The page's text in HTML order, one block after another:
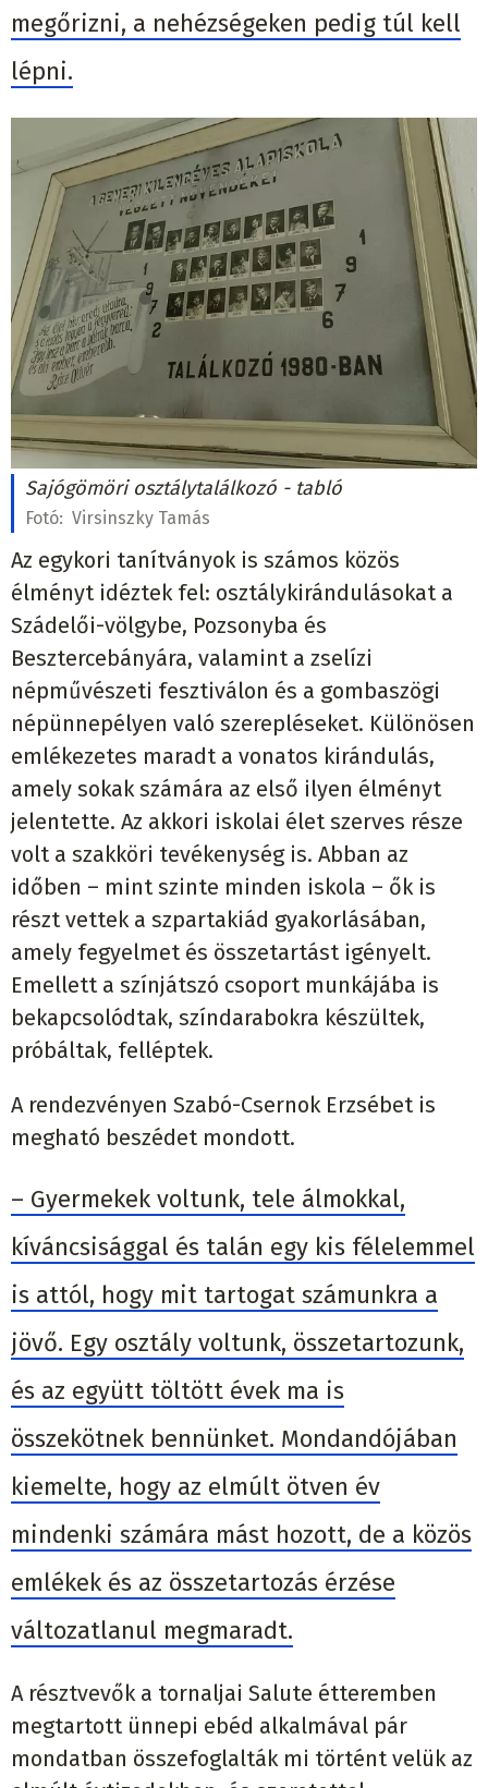
megőrizni, a nehézségeken pedig túl kell
lépni.
Sajógömöri osztálytalálkozó - tabló
Fotó: Virsinszky Tamás
Az egykori tanítványok is számos közös
élményt idéztek fel: osztálykirándulásokat a
Szádelői-völgybe, Pozsonyba és
Besztercebányára, valamint a zselízi
népművészeti fesztiválon és a gombaszögi
népünnepélyen való szerepléseket. Különösen
emlékezetes maradt a vonatos kirándulás,
amely sokak számára az első ilyen élményt
jelentette. Az akkori iskolai élet szerves része
volt a szakköri tevékenység is. Abban az
időben – mint szinte minden iskola – ők is
részt vettek a szpartakiád gyakorlásában,
amely fegyelmet és összetartást igényelt.
Emellett a színjátszó csoport munkájába is
bekapcsolódtak, színdarabokra készültek,
próbáltak, felléptek.
A rendezvényen Szabó-Csernok Erzsébet is
megható beszédet mondott.
– Gyermekek voltunk, tele álmokkal,
kíváncsisággal és talán egy kis félelemmel
is attól, hogy mit tartogat számunkra a
jövő. Egy osztály voltunk, összetartozunk,
és az együtt töltött évek ma is
összekötnek bennünket. Mondandójában
kiemelte, hogy az elmúlt ötven év
mindenki számára mást hozott, de a közös
emlékek és az összetartozás érzése
változatlanul megmaradt.
A résztvevők a tornaljai Salute étteremben
megtartott ünnepi ebéd alkalmával pár
mondatban összefoglalták mi történt velük az